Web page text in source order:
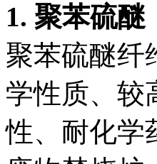
1. 聚苯硫醚
聚苯硫醚纤
学性质、较
性、耐化学